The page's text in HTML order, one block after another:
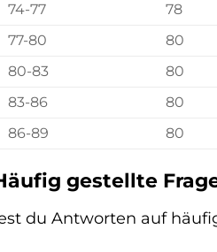
74-77
78
77-80
80
80-83
80
83-86
80
86-89 80
gestellte
du Antworten auf